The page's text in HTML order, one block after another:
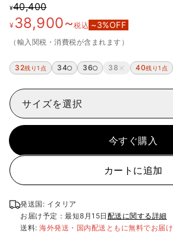
¥40,400
¥ 38,900~税込 ~3%OFF
（輸入関税・消費税が含まれます）
32残り1点 34 36 38 40残り1点
サイズを選択
今すぐ購入
カートに追加
発送国: イタリア
お届け予定：最短8月15日 配送に関する詳細
送料: 海外発送・国内配送ともに無料でお届け